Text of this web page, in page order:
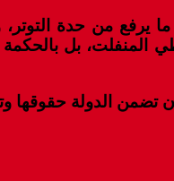
يرفع من حدة
المنفلت، بل
الدولة حقوقها